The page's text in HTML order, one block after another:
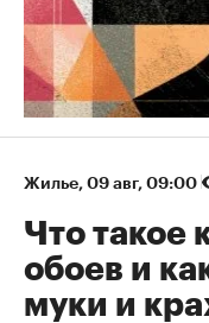
Жилье 09 авг, 09:00
Что такое
обоев и
муки и